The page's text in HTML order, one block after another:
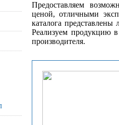
Предоставляем
ценой, отличными
каталога
Реализуем продукцию
производителя.